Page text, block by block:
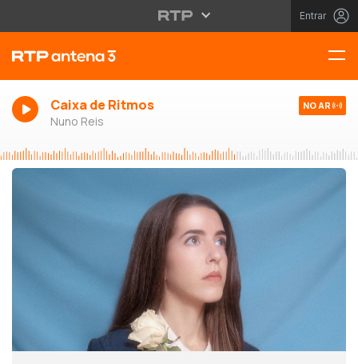
Entrar
Caixa de Ritmos
Nuno Reis
NO AR